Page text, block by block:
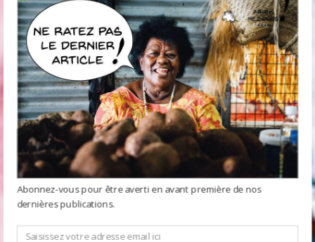
Abonnez-vous pour être averti en avant première de nos
dernières publications.